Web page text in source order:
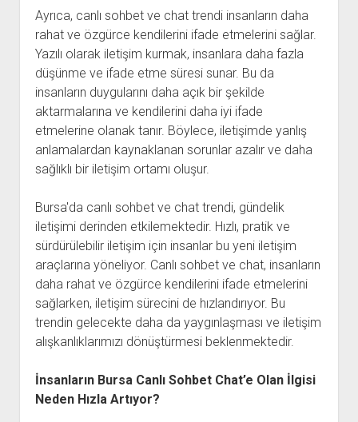
Ayrıca, canlı sohbet ve chat trendi insanların daha
rahat ve özgürce kendilerini ifade etmelerini sağlar.
Yazılı olarak iletişim kurmak, insanlara daha fazla
düşünme ve ifade etme süresi sunar. Bu da
insanların duygularını daha açık bir şekilde
aktarmalarına ve kendilerini daha iyi ifade
etmelerine olanak tanır. Böylece, iletişimde yanlış
anlamalardan kaynaklanan sorunlar azalır ve daha
sağlıklı bir iletişim ortamı oluşur.
Bursa'da canlı sohbet ve chat trendi, gündelik
iletişimi derinden etkilemektedir. Hızlı, pratik ve
sürdürülebilir iletişim için insanlar bu yeni iletişim
araçlarına yöneliyor. Canlı sohbet ve chat, insanların
daha rahat ve özgürce kendilerini ifade etmelerini
sağlarken, iletişim sürecini de hızlandırıyor. Bu
trendin gelecekte daha da yaygınlaşması ve iletişim
alışkanlıklarımızı dönüştürmesi beklenmektedir.
İnsanların Bursa Canlı Sohbet Chat’e Olan İlgisi
Neden Hızla Artıyor?